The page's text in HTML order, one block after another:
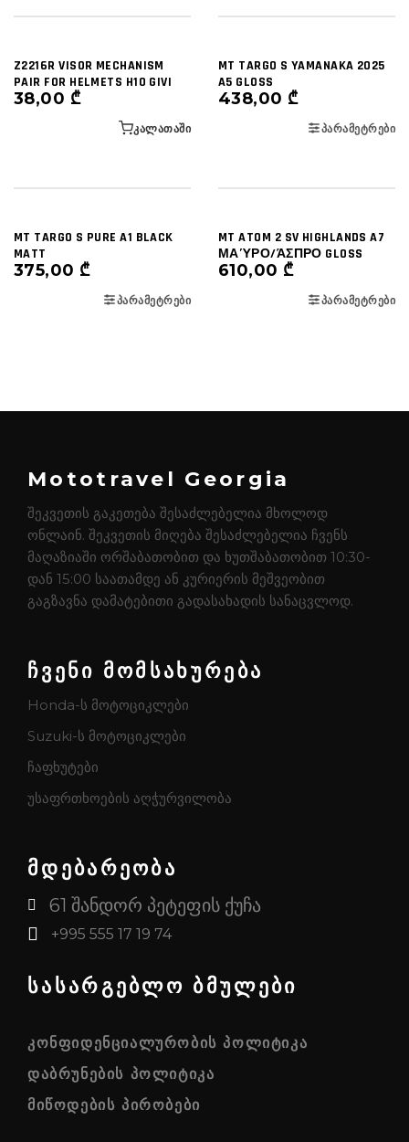
Z2216R VISOR MECHANISM
PAIR FOR HELMETS H10 GIVI
38,00 ₾
ᲙᲐᲚᲐᲗᲐᲨᲘ
MT TARGO S YAMANAKA 2025
A5 GLOSS
438,00 ₾
ᲞᲐᲠᲐᲛᲔᲢᲠᲔᲑᲘ
MT TARGO S PURE A1 BLACK
MATT
375,00 ₾
ᲞᲐᲠᲐᲛᲔᲢᲠᲔᲑᲘ
MT ATOM 2 SV HIGHLANDS A7
ΜΑΎΡΟ/ΆΣΠΡΟ GLOSS
610,00 ₾
ᲞᲐᲠᲐᲛᲔᲢᲠᲔᲑᲘ
Mototravel Georgia
შეკვეთის გაკეთება შესაძლებელია მხოლოდ
ონლაინ. შეკვეთის მიღება შესაძლებელია ჩვენს
მაღაზიაში ორშაბათობით და ხუთშაბათობით 10:30-
დან 15:00 საათამდე ან კურიერის მეშვეობით
გაგზავნა დამატებითი გადასახადის სანაცვლოდ.
ჩვენი მომსახურება
Honda-ს მოტოციკლები
Suzuki-ს მოტოციკლები
ჩაფხუტები
უსაფრთხოების აღჭურვილობა
მდებარეობა
61 შანდორ პეტეფის ქუჩა
+995 555 17 19 74
სასარგებლო ბმულები
ᲙᲝᲜᲤᲘᲓᲔᲜᲪᲘᲐᲚᲣᲠᲝᲑᲘᲡ ᲞᲝᲚᲘᲢᲘᲙᲐ
ᲓᲐᲑᲠᲣᲜᲔᲑᲘᲡ ᲞᲝᲚᲘᲢᲘᲙᲐ
ᲛᲘᲬᲝᲓᲔᲑᲘᲡ ᲞᲘᲠᲝᲑᲔᲑᲘ